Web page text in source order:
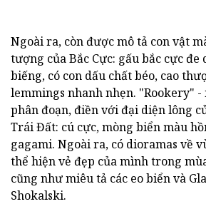
Ngoài ra, còn được mô tả con vật
tượng của Bắc Cực: gấu bắc cực
biếng, có con dấu chất béo, cao
lemmings nhanh nhẹn. "Rookery"
phân đoạn, điền với đại diện lông
Trái Đất: cú cực, mòng biển màu
gagami. Ngoài ra, có dioramas về
thể hiện vẻ đẹp của mình trong
cũng như miêu tả các eo biển và
Shokalski.